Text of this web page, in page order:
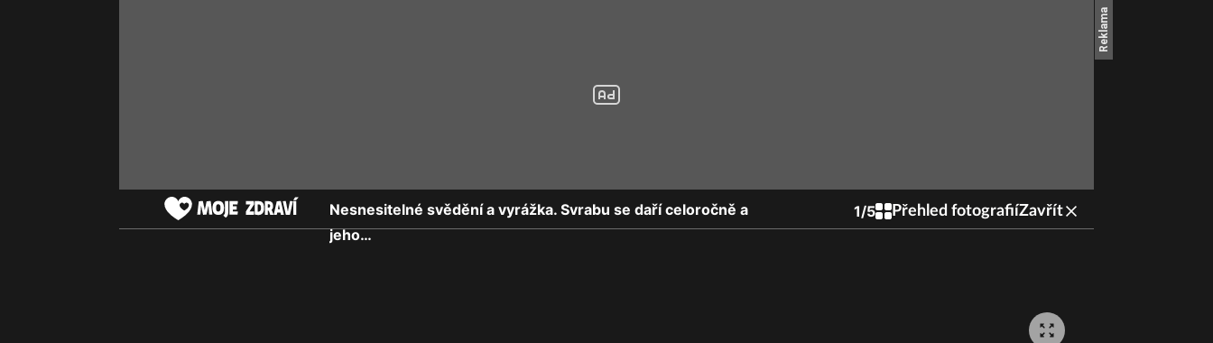
Nesnesitelné svědění a vyrážka. Svrabu se daří celoročně a
jeho…
1/5 Přehled fotografiíZavřít